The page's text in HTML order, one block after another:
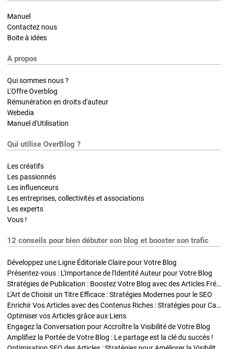
Manuel
Contactez nous
Boite à idées
A propos
Qui sommes nous ?
L'Offre Overblog
Rémunération en droits d'auteur
Webedia
Manuel d'Utilisation
Qui utilise OverBlog ?
Les créatifs
Les passionnés
Les influenceurs
Les entreprises, collectivités et associations
Les experts
Vous !
12 conseils pour bien débuter son blog et booster son trafic
Développez une Ligne Éditoriale Claire pour Votre Blog
Présentez-vous : L'Importance de l'Identité Auteur pour Votre Blog
Stratégies de Publication : Boostez Votre Blog avec des Articles Fréquents et Exclusifs
L'Art de Choisir un Titre Efficace : Stratégies Modernes pour le SEO
Enrichir Vos Articles avec des Contenus Riches : Stratégies pour Captiver et Optimiser
Optimiser vos Articles grâce aux Liens
Engagez la Conversation pour Accroître la Visibilité de Votre Blog
Amplifiez la Portée de Votre Blog : Le partage est la clé du succès !